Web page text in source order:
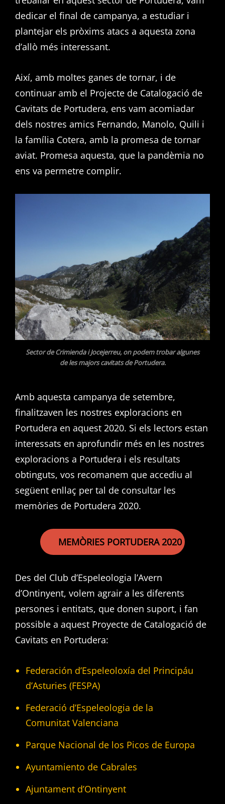
dedicar el final de campanya, a estudiar i
plantejar els pròxims atacs a aquesta zona
d’allò més interessant.
Així, amb moltes ganes de tornar, i de
continuar amb el Projecte de Catalogació de
Cavitats de Portudera, ens vam acomiadar
dels nostres amics Fernando, Manolo, Quili i
la família Cotera, amb la promesa de tornar
aviat. Promesa aquesta, que la pandèmia no
ens va permetre complir.
Sector de Crimienda i Jocejerreu, on podem trobar algunes
de les majors cavitats de Portudera.
Amb aquesta campanya de setembre,
finalitzaven les nostres exploracions en
Portudera en aquest 2020. Si els lectors estan
interessats en aprofundir més en les nostres
exploracions a Portudera i els resultats
obtinguts, vos recomanem que accediu al
següent enllaç per tal de consultar les
memòries de Portudera 2020.
MEMÒRIES PORTUDERA 2020
Des del Club d’Espeleologia l’Avern
d’Ontinyent, volem agrair a les diferents
persones i entitats, que donen suport, i fan
possible a aquest Proyecte de Catalogació de
Cavitats en Portudera:
Federación d’Espeleoloxía del Principáu
d’Asturies (FESPA)
Federació d’Espeleologia de la
Comunitat Valenciana
Parque Nacional de los Picos de Europa
Ayuntamiento de Cabrales
Ajuntament d’Ontinyent